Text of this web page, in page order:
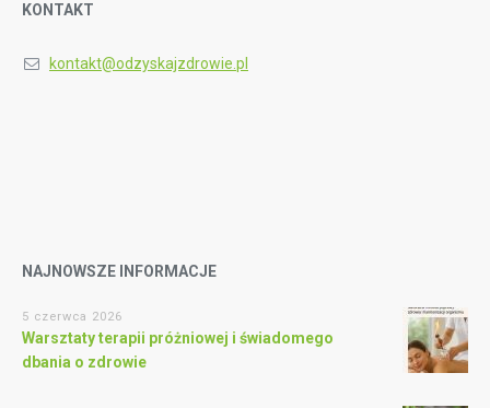
KONTAKT
kontakt@odzyskajzdrowie.pl
NAJNOWSZE INFORMACJE
5 czerwca 2026
Warsztaty terapii próżniowej i świadomego
dbania o zdrowie